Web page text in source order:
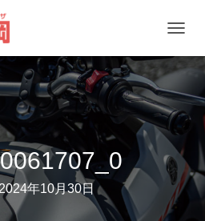
ビ
ー
シ
ョ
ン
を
2024年10月30日